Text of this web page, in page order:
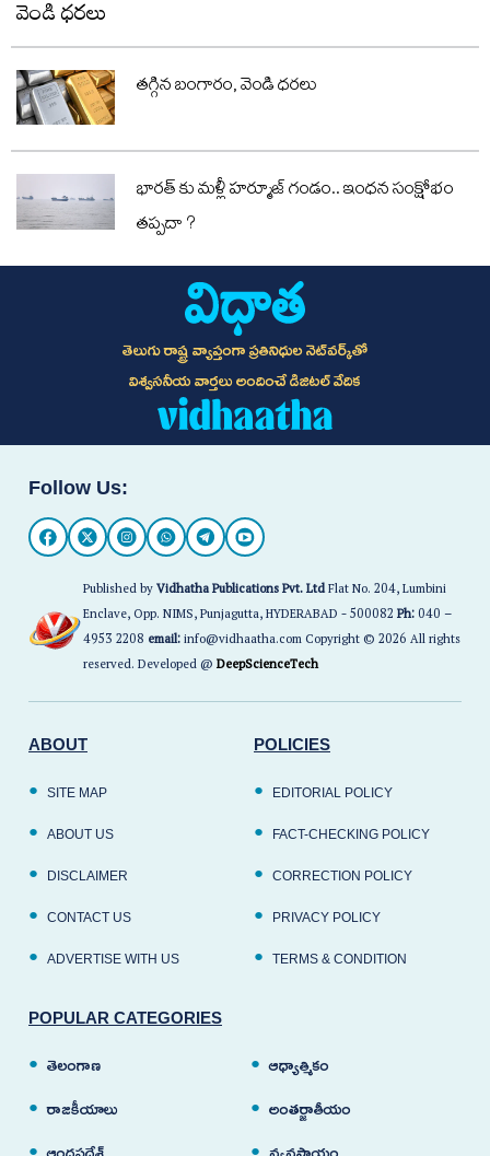
తగ్గిన బంగారం, వెండి ధరలు
భారత్ కు మళ్లీ హర్మూజ్ గండం.. ఇంధన సంక్షోభం
తప్పదా ?
తెలుగు రాష్ట్ర వ్యాప్తంగా ప్రతినిధుల నెట్‌వర్క్‌తో
విశ్వసనీయ వార్తలు అందించే డిజిటల్ వేదిక
Follow Us:
Published byVidhatha Publications Pvt. LtdFlat No. 204, Lumbini
Enclave, Opp. NIMS, Punjagutta, HYDERABAD - 500082Ph:040 –
4953 2208 email:info@vidhaatha.com Copyright © 2026 All rights
reserved. Developed @DeepScienceTech
ABOUT
SITE MAP
ABOUT US
DISCLAIMER
CONTACT US
ADVERTISE WITH US
POLICIES
EDITORIAL POLICY
FACT-CHECKING POLICY
CORRECTION POLICY
PRIVACY POLICY
TERMS & CONDITION
POPULAR CATEGORIES
తెలంగాణ ఆధ్యాత్మికం
రాజకీయాలు అంతర్జాతీయం